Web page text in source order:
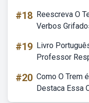
#18 Reescreva O
Verbos
#19 Livro
Professor
#20 Como O Trem
Destaca Essa